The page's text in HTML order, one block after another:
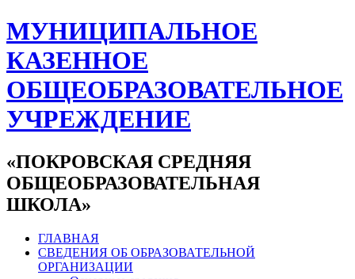
МУНИЦИПАЛЬНОЕ
КАЗЕННОЕ
ОБЩЕОБРАЗОВАТЕЛЬНОЕ
УЧРЕЖДЕНИЕ
«ПОКРОВСКАЯ СРЕДНЯЯ
ОБЩЕОБРАЗОВАТЕЛЬНАЯ
ШКОЛА»
ГЛАВНАЯ
СВЕДЕНИЯ ОБ ОБРАЗОВАТЕЛЬНОЙ
ОРГАНИЗАЦИИ